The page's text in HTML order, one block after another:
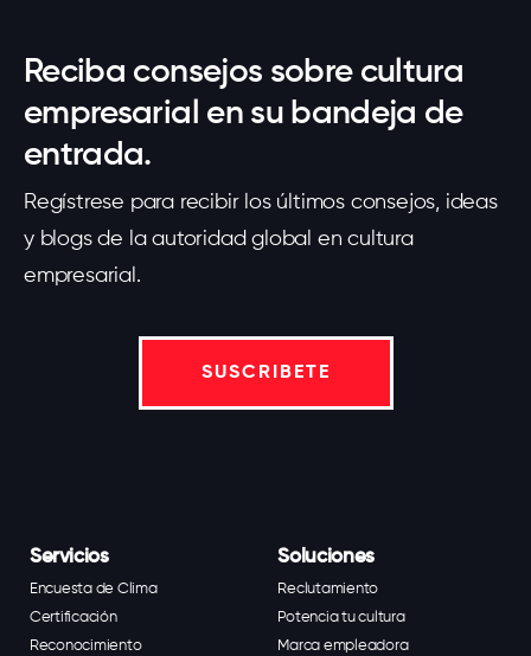
Reciba consejos sobre cultura
empresarial en su bandeja de
entrada.
Regístrese para recibir los últimos consejos, ideas
y blogs de la autoridad global en cultura
empresarial.
SUSCRIBETE
Servicios
Encuesta de Clima
Certificación
Reconocimiento
Soluciones
Reclutamiento
Potencia tu cultura
Marca empleadora